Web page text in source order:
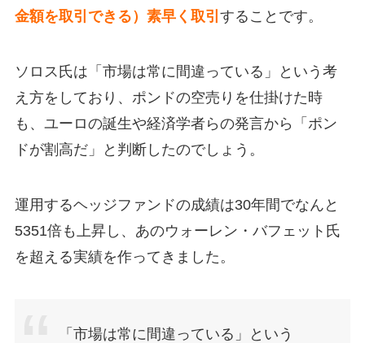
金額を取引できる）素早く取引 することです。
ソロス氏は「市場は常に間違っている」という考
え方をしており、ポンドの空売りを仕掛けた時
も、ユーロの誕生や経済学者らの発言から「ポン
ドが割高だ」と判断したのでしょう。
運用するヘッジファンドの成績は30年間でなんと
5351倍も上昇し、あのウォーレン・バフェット氏
を超える実績を作ってきました。
「市場は常に間違っている」という